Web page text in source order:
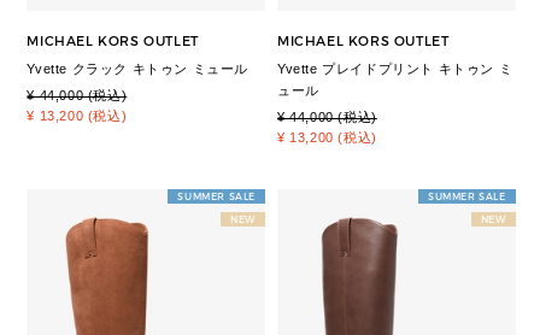
MICHAEL KORS OUTLET
Yvette クラック キトゥン ミュール
¥ 44,000 (税込)
¥ 13,200 (税込)
MICHAEL KORS OUTLET
Yvette プレイドプリント キトゥン ミ
ュール
¥ 44,000 (税込)
¥ 13,200 (税込)
SUMMER SALE
NEW
SUMMER SALE
NEW